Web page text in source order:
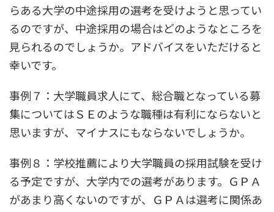
らある大学の中途採用の選考を受けようと思ってい
るのですが、中途採用の場合はどのようなところを
見られるのでしょうか。アドバイスをいただけると
幸いです。
事例７：大学職員求人にて、総合職となっている募
集についてはＳＥのような職種は有利にならないと
思いますが、マイナスにもならないでしょうか。
事例８：学校推薦により大学職員の採用試験を受け
る予定ですが、大学内での選考があります。ＧＰＡ
があまり高くないのですが、ＧＰＡは選考に関係あ